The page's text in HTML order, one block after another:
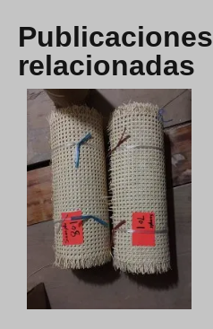
Publicaciones
relacionadas